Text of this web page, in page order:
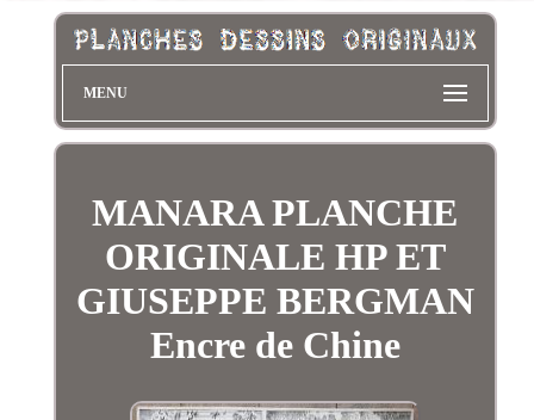
MENU
MANARA PLANCHE
ORIGINALE HP ET
GIUSEPPE BERGMAN
Encre de Chine